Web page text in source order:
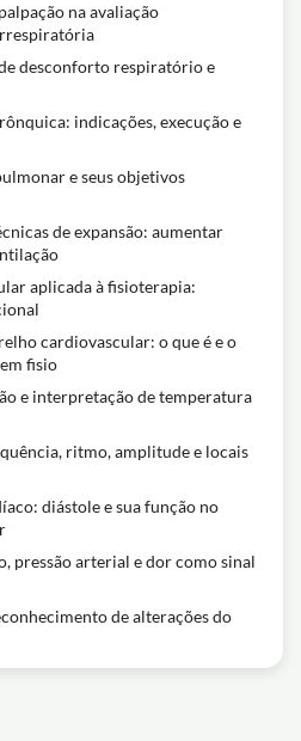
na avaliação
desconforto respiratório e
indicações, execução e
e seus objetivos
de expansão: aumentar
aplicada à fisioterapia:
cardiovascular: o que é e o
fisio
e interpretação de temperatura
ritmo, amplitude e locais
diástole e sua função no
pressão arterial e dor como sinal
de alterações do